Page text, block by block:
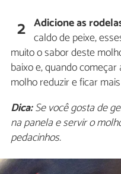
2 Adicione as
caldo de peixe,
muito o sabor deste
baixo e, quando
molho reduzir e ficar
Dica:Se você gosta de
na panela e servir o
pedacinhos.